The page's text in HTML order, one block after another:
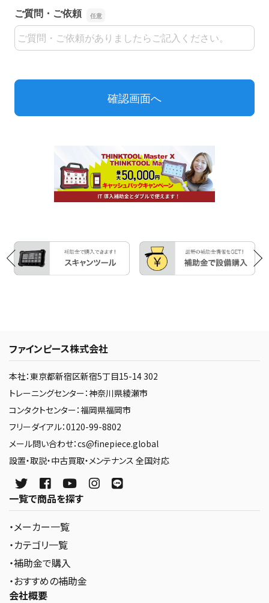
ファインピース株式会社
本社：東京都新宿区新宿5丁目15-14 302
トレーニングセンター：神奈川県綾瀬市
コンタクトセンター：福岡県福岡市
フリーダイアル：0120-99-8802
メール問い合わせ：cs@finepiece.global
設置・取説・中古買取・メンテナンス 全国対応
一覧で商品を探す
・メーカー一覧
・カテゴリ一覧
・補助金で購入
・おすすめの補助金
会社概要